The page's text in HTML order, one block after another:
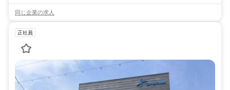
同じ企業の求人
正社員